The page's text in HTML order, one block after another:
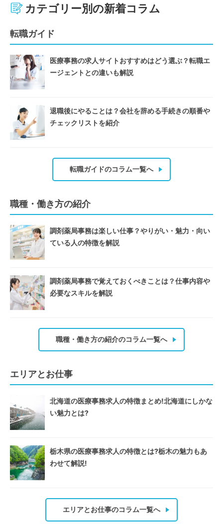
カテゴリー別の新着コラム
転職ガイド
医療事務の求人サイトおすすめはどう選ぶ？転職エ
ージェントとの違いも解説
退職後にやることは？会社を辞める手続きの順番や
チェックリストを紹介
転職ガイドのコラム一覧へ
職種・働き方の紹介
調剤薬局事務は楽しい仕事？やりがい・魅力・向い
ている人の特徴を解説
調剤薬局事務で覚えておくべきことは？仕事内容や
必要なスキルを解説
職種・働き方の紹介のコラム一覧へ
エリアとお仕事
北海道の医療事務求人の特徴まとめ!北海道にしかな
い魅力とは?
栃木県の医療事務求人の特徴とは?栃木の魅力もあ
わせて解説!
エリアとお仕事のコラム一覧へ